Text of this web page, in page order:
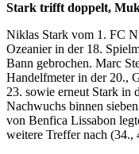
Stark trifft doppelt,
Niklas Stark vom 1. FC
Ozeanier in der 18.
Bann gebrochen. Marc
Handelfmeter in der 20.,
23. sowie erneut Stark in
Nachwuchs binnen
von Benfica Lissabon
weitere Treffer nach (34.,